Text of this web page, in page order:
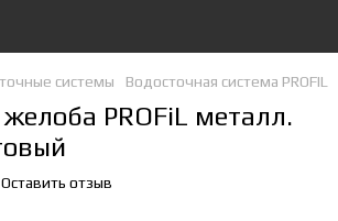
системы Водосточная система PROFIL
PROFiL металл.
Оставить отзыв